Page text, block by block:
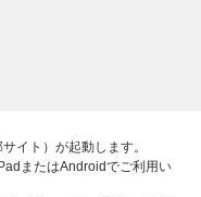
イト）が起動します。
またはAndroidでご利用い